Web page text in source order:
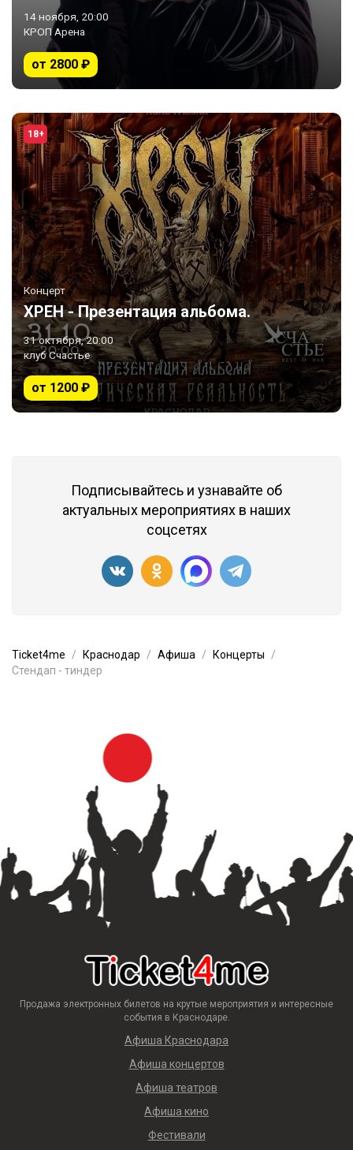
14 ноября, 20:00
КРОП Арена
от 2800 ₽
18+
Концерт
ХРЕН - Презентация альбома.
31 октября, 20:00
клуб Счастье
от 1200 ₽
Подписывайтесь и узнавайте об
актуальных мероприятиях в наших
соцсетях
Ticket4me Краснодар Афиша
Концерты
Стендап - тиндер
Продажа электронных билетов на крутые мероприятия и интересные
события в Краснодаре.
Афиша Краснодара
Афиша концертов
Афиша театров
Афиша кино
Фестивали